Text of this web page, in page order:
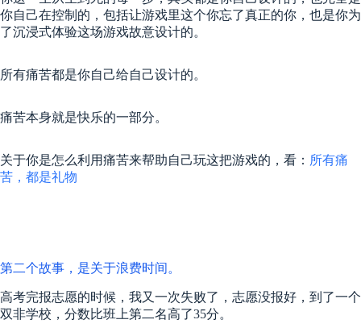
你自己在控制的，包括让游戏里这个你忘了真正的你，也是你为
了沉浸式体验这场游戏故意设计的。
所有痛苦都是你自己给自己设计的。
痛苦本身就是快乐的一部分。
关于你是怎么利用痛苦来帮助自己玩这把游戏的，看： 所有痛
苦，都是礼物
第二个故事，是关于浪费时间。
高考完报志愿的时候，我又一次失败了，志愿没报好，到了一个
双非学校，分数比班上第二名高了35分。